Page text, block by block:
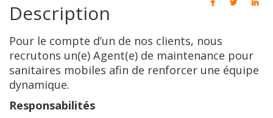
Description
Pour le compte d’un de nos clients, nous
recrutons un(e) Agent(e) de maintenance pour
sanitaires mobiles afin de renforcer une équipe
dynamique.
Responsabilités